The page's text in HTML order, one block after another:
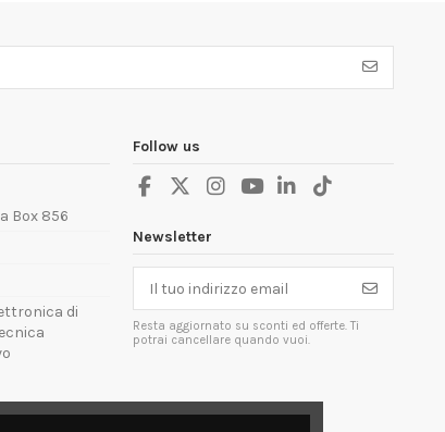
Box 856
di
Follow us
Newsletter
Resta aggiornato su sconti ed offerte. Ti
potrai cancellare quando vuoi.